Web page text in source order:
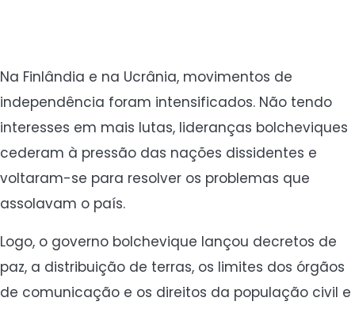
Na Finlândia e na Ucrânia, movimentos de
independência foram intensificados. Não tendo
interesses em mais lutas, lideranças bolcheviques
cederam à pressão das nações dissidentes e
voltaram-se para resolver os problemas que
assolavam o país.
Logo, o governo bolchevique lançou decretos de
paz, a distribuição de terras, os limites dos órgãos
de comunicação e os direitos da população civil e